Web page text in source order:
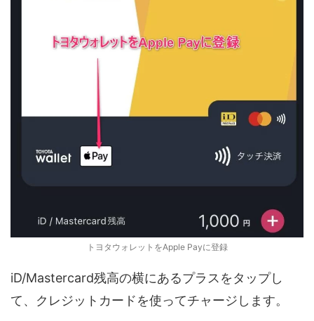
トヨタウォレットをApple Payに登録
iD/Mastercard残高の横にあるプラスをタップし
て、クレジットカードを使ってチャージします。